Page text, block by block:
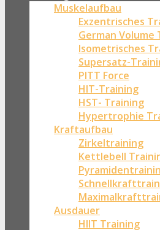
Muskelaufbau
Exzentrisches
German Volume
Isometrisches
Supersatz-
PITT Force
HIT-Training
HST- Training
Hypertrophie
Kraftaufbau
Zirkeltraining
Kettlebell
Ausdauer
HIIT Training